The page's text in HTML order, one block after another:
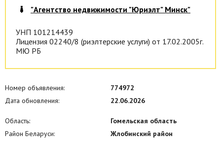
"Агентство недвижимости "Юриэлт" Минск"
УНП 101214439
Лицензия 02240/8 (риэлтерские услуги) от 17.02.2005г.
МЮ РБ
Номер объявления:
774972
Дата обновления:
22.06.2026
Область:
Гомельская область
Район Беларуси:
Жлобинский район